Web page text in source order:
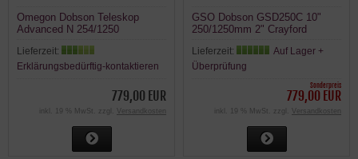
Omegon Dobson Teleskop
Advanced N 254/1250
Lieferzeit:
Erklärungsbedürftig-kontaktieren
779,00 EUR
inkl. 19 % MwSt. zzgl. Versandkosten
GSO Dobson GSD250C 10"
250/1250mm 2" Crayford
Lieferzeit:
Auf Lager +
Überprüfung
Sonderpreis
779,00 EUR
inkl. 19 % MwSt. zzgl. Versandkosten